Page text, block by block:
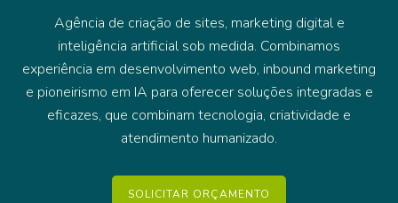
Agência de criação de sites, marketing digital e
inteligência artificial sob medida. Combinamos
experiência em desenvolvimento web, inbound marketing
e pioneirismo em IA para oferecer soluções integradas e
eficazes, que combinam tecnologia, criatividade e
atendimento humanizado.
SOLICITAR ORÇAMENTO